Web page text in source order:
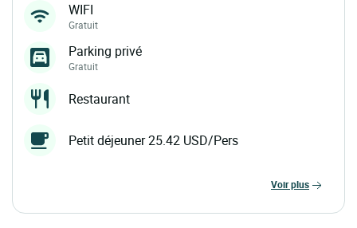
WIFI
Gratuit
Parking privé
Gratuit
Restaurant
Petit déjeuner 25.42 USD/Pers
voir plus